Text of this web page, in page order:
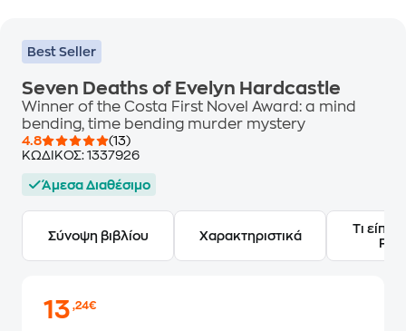
Best Seller
Seven Deaths of Evelyn Hardcastle
Winner of the Costa First Novel Award: a mind
bending, time bending murder mystery
4.8
(13)
ΚΩΔΙΚΟΣ: 1337926
Άμεσα Διαθέσιμο
Σύνοψη βιβλίου Χαρακτηριστικά
Τι
13,24€